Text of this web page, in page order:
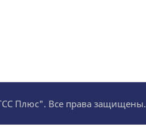
Плюс". Все права защищены.